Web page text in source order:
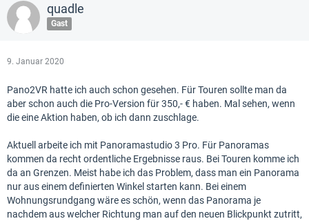
quadle
Gast
9. Januar 2020
Pano2VR hatte ich auch schon gesehen. Für Touren sollte man da
aber schon auch die Pro-Version für 350,- € haben. Mal sehen, wenn
die eine Aktion haben, ob ich dann zuschlage.
Aktuell arbeite ich mit Panoramastudio 3 Pro. Für Panoramas
kommen da recht ordentliche Ergebnisse raus. Bei Touren komme ich
da an Grenzen. Meist habe ich das Problem, dass man ein Panorama
nur aus einem definierten Winkel starten kann. Bei einem
Wohnungsrundgang wäre es schön, wenn das Panorama je
nachdem aus welcher Richtung man auf den neuen Blickpunkt zutritt,